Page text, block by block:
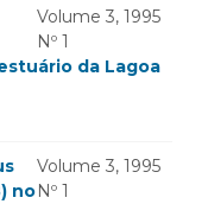
Volume 3, 1995
Nº 1
da Lagoa
Volume 3, 1995
Nº 1
no